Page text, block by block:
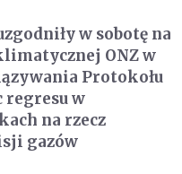
w sobotę na
ONZ w
Protokołu
regresu w
na rzecz
gazów